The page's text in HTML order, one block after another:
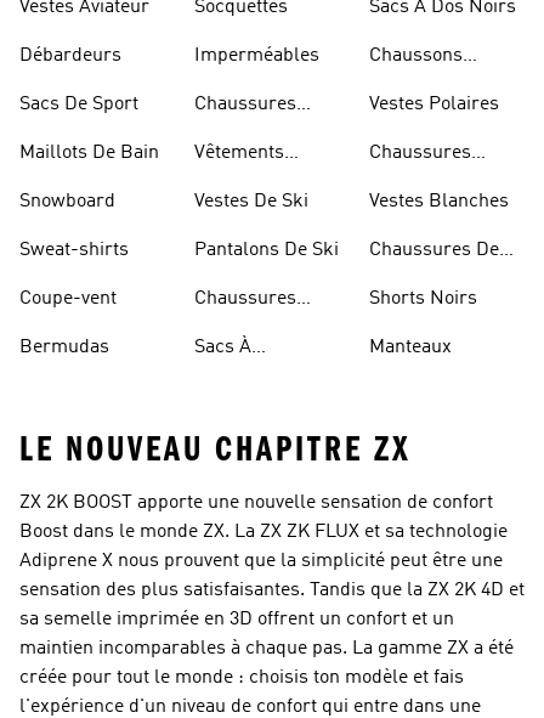
Vestes Aviateur
Débardeurs
Sacs De Sport
Maillots De Bain
Snowboard
Sweat-shirts
Coupe-vent
Bermudas
Socquettes
Imperméables
Chaussures
Vêtements
Vestes De Ski
Pantalons De Ski
Chaussures
Sacs À
Sacs À Dos Noirs
Chaussons
Vestes Polaires
Chaussures
Vestes Blanches
Chaussures De
Shorts Noirs
Manteaux
LE NOUVEAU CHAPITRE ZX
ZX 2K BOOST apporte une nouvelle sensation de confort
Boost dans le monde ZX. La ZX ZK FLUX et sa technologie
Adiprene X nous prouvent que la simplicité peut être une
sensation des plus satisfaisantes. Tandis que la ZX 2K 4D et
sa semelle imprimée en 3D offrent un confort et un
maintien incomparables à chaque pas. La gamme ZX a été
créée pour tout le monde : choisis ton modèle et fais
l'expérience d'un niveau de confort qui entre dans une